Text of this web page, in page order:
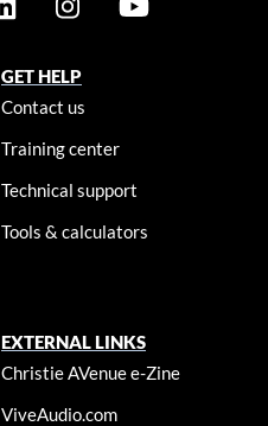
GET HELP
Contact us
Training center
Technical support
Tools & calculators
EXTERNAL LINKS
Christie AVenue e-Zine
ViveAudio.com